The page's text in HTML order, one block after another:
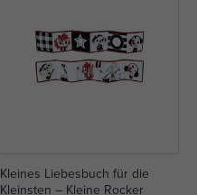
Kleines Liebesbuch für die
Kleinsten – Kleine Rocker